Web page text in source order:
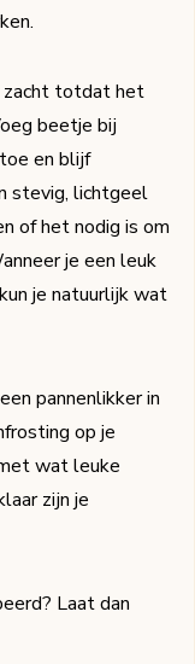
zacht totdat het
beetje bij
en blijf
stevig, lichtgeel
of het nodig is om
je een leuk
je natuurlijk wat
pannenlikker in
op je
wat leuke
zijn je
Laat dan